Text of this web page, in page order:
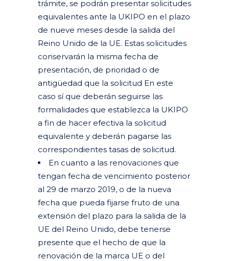
trámite, se podrán presentar solicitudes
equivalentes ante la UKIPO en el plazo
de nueve meses desde la salida del
Reino Unido de la UE. Estas solicitudes
conservarán la misma fecha de
presentación, de prioridad o de
antigüedad que la solicitud En este
caso sí que deberán seguirse las
formalidades que establezca la UKIPO
a fin de hacer efectiva la solicitud
equivalente y deberán pagarse las
correspondientes tasas de solicitud.
En cuanto a las renovaciones que
tengan fecha de vencimiento posterior
al 29 de marzo 2019, o de la nueva
fecha que pueda fijarse fruto de una
extensión del plazo para la salida de la
UE del Reino Unido, debe tenerse
presente que el hecho de que la
renovación de la marca UE o del